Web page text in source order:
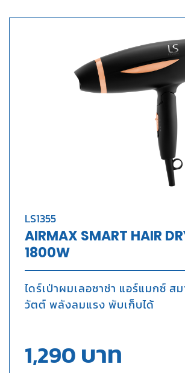
LS1355
AIRMAX SMART HAIR
1800W
ไดร์เป่าผมเลอซาช่า แอร์แมกซ์ ส
วัตต์ พลังลมแรง พับเก็บได้
1,290 บาท